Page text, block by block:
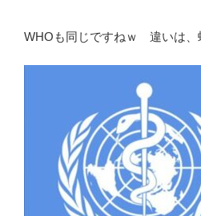
WHOも同じですねｗ 違いは、